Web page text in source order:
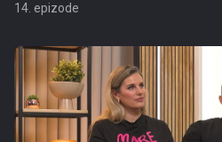
14. epizode